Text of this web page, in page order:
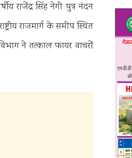
राजेंद्र सिंह नेगी पुत्र नंदन
राजमार्ग के समीप स्थित
ने तत्काल फायर वाचरों